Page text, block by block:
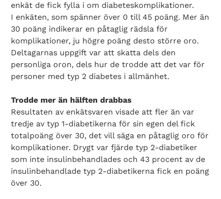
enkät de fick fylla i om diabeteskomplikationer.
I enkäten, som spänner över 0 till 45 poäng. Mer än
30 poäng indikerar en påtaglig rädsla för
komplikationer, ju högre poäng desto större oro.
Deltagarnas uppgift var att skatta dels den
personliga oron, dels hur de trodde att det var för
personer med typ 2 diabetes i allmänhet.
Trodde mer än hälften drabbas
Resultaten av enkätsvaren visade att fler än var
tredje av typ 1-diabetikerna för sin egen del fick
totalpoäng över 30, det vill säga en påtaglig oro för
komplikationer. Drygt var fjärde typ 2-diabetiker
som inte insulinbehandlades och 43 procent av de
insulinbehandlade typ 2-diabetikerna fick en poäng
över 30.